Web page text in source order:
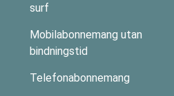
surf
Mobilabonnemang utan
bindningstid
Telefonabonnemang